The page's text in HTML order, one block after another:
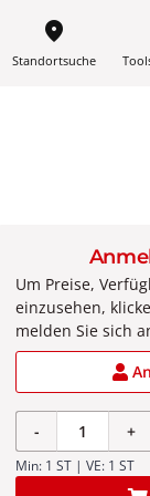
place
Standortsuche
Um Preise,
einzusehen,
melden Sie sich
- +
Min: 1 ST | VE: 1 ST